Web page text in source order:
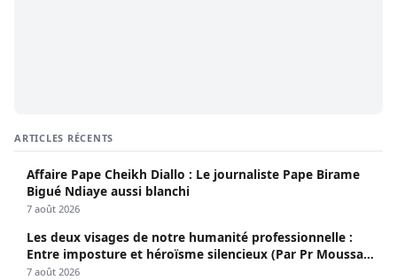
ARTICLES RÉCENTS
Affaire Pape Cheikh Diallo : Le journaliste Pape Birame
Bigué Ndiaye aussi blanchi
7 août 2026
Les deux visages de notre humanité professionnelle :
Entre imposture et héroïsme silencieux (Par Pr Moussa
Seydi)
7 août 2026